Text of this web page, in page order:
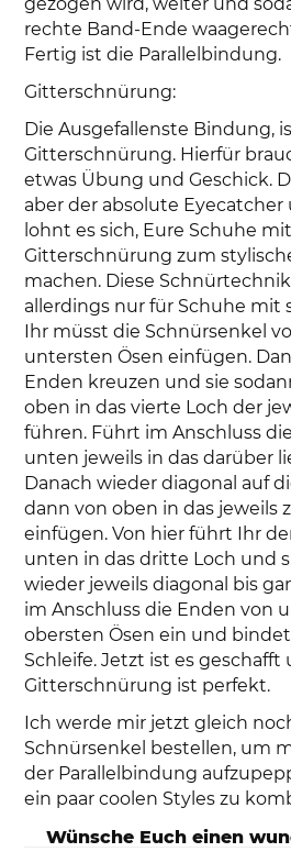
rechte Band-Ende
Fertig ist die Parallelbindung.
Gitterschnürung:
Die Ausgefallenste Bindung,
Gitterschnürung. Hierfür
etwas Übung und Geschick.
aber der absolute Eyecatcher
lohnt es sich, Eure Schuhe
Gitterschnürung zum
machen. Diese
allerdings nur für Schuhe mit
Ihr müsst die Schnürsenkel
untersten Ösen einfügen.
Enden kreuzen und sie
oben in das vierte Loch der
führen. Führt im Anschluss
unten jeweils in das darüber
Danach wieder diagonal auf
dann von oben in das jeweils
einfügen. Von hier führt Ihr
unten in das dritte Loch und
wieder jeweils diagonal bis
im Anschluss die Enden von
obersten Ösen ein und
Schleife. Jetzt ist es geschafft
Gitterschnürung ist perfekt.
Ich werde mir jetzt gleich
Schnürsenkel bestellen, um
der Parallelbindung
ein paar coolen Styles zu
Wünsche Euch einen